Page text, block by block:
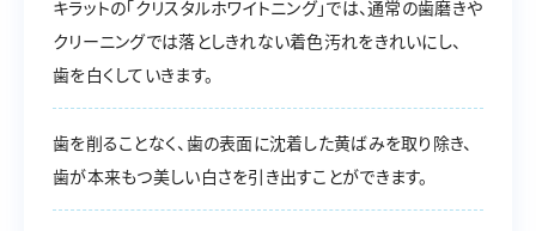
キラットの「クリスタルホワイトニング」では、通常の歯磨きや
クリーニングでは落としきれない着色汚れをきれいにし、
歯を白くしていきます。
歯を削ることなく、歯の表面に沈着した黄ばみを取り除き、
歯が本来もつ美しい白さを引き出すことができます。